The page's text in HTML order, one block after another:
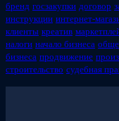
бренд госзакупки договор
инструкции интернет-
клиенты креатив
налоги начало бизнеса
бизнеса продвижение
строительство судебная